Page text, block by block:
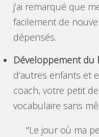
j’ai remarqué que
facilement de
dépensés.
Développement du
d’autres enfants et
coach, votre petit
vocabulaire sans
"Le jour où ma